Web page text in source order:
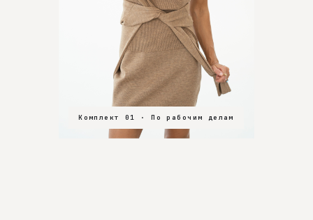
Комплект 01 · По рабочим делам
Комплект 02 · В зал
Комплект 03 · На особенный вечер